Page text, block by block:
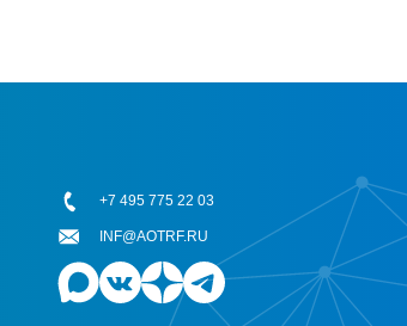
+7 495 775 22 03
INF@AOTRF.RU